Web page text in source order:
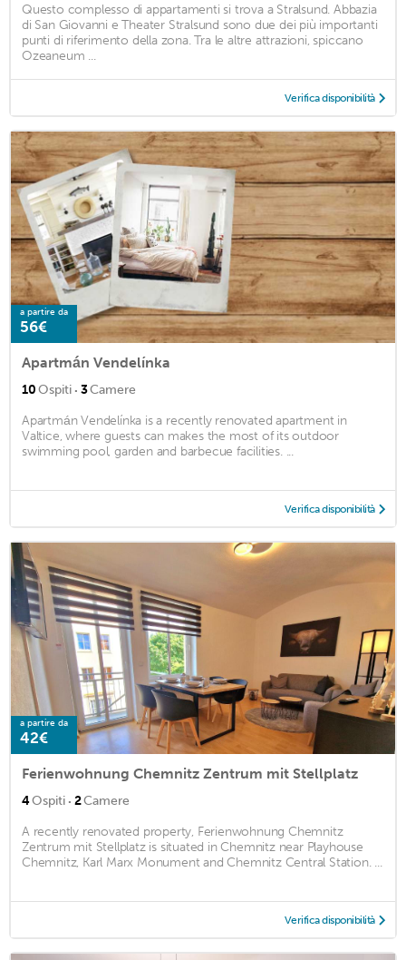
Questo complesso di appartamenti si trova a Stralsund. Abbazia
di San Giovanni e Theater Stralsund sono due dei più importanti
punti di riferimento della zona. Tra le altre attrazioni, spiccano
Ozeaneum ...
Verifica disponibilità
a partire da
56€
Apartmán Vendelínka
10Ospiti · 3Camere
Apartmán Vendelínka is a recently renovated apartment in
Valtice, where guests can makes the most of its outdoor
swimming pool, garden and barbecue facilities. ...
Verifica disponibilità
a partire da
42€
Ferienwohnung Chemnitz Zentrum mit Stellplatz
4Ospiti · 2Camere
A recently renovated property, Ferienwohnung Chemnitz
Zentrum mit Stellplatz is situated in Chemnitz near Playhouse
Chemnitz, Karl Marx Monument and Chemnitz Central Station. ...
Verifica disponibilità